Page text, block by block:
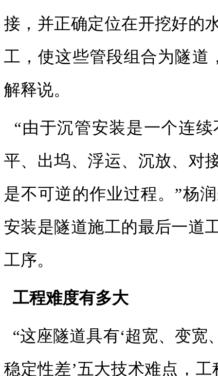
接，并正确定位在开挖好的
工，使这些管段组合为隧道
解释说。
“由于沉管安装是一个连
平、出坞、浮运、沉放、对
是不可逆的作业过程。”杨
安装是隧道施工的最后一道
工序。
工程难度有多大
“这座隧道具有‘超宽、变
稳定性差’五大技术难点，